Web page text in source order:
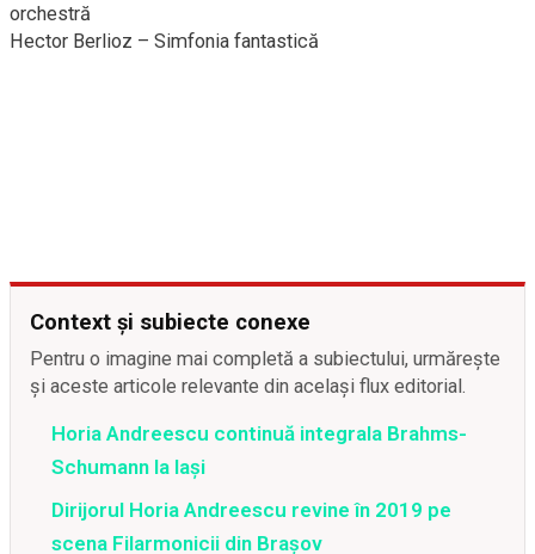
orchestră
Hector Berlioz – Simfonia fantastică
Context și subiecte conexe
Pentru o imagine mai completă a subiectului, urmărește
și aceste articole relevante din același flux editorial.
Horia Andreescu continuă integrala Brahms-
Schumann la Iaşi
Dirijorul Horia Andreescu revine în 2019 pe
scena Filarmonicii din Braşov